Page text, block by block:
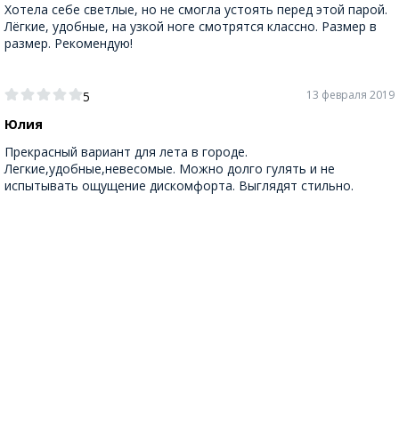
Хотела себе светлые, но не смогла устоять перед этой парой.
Лёгкие, удобные, на узкой ноге смотрятся классно. Размер в
размер. Рекомендую!
5
Юлия
13 февраля 2019
Прекрасный вариант для лета в городе.
Легкие,удобные,невесомые. Можно долго гулять и не
испытывать ощущение дискомфорта. Выглядят стильно.